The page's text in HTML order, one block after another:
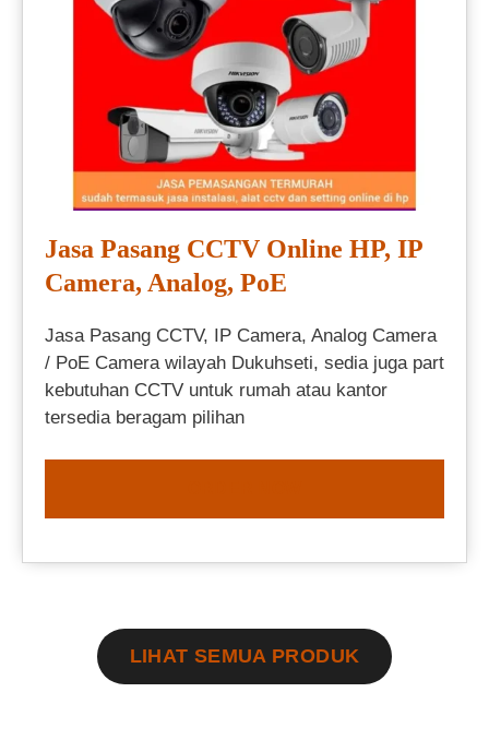
Jasa Pasang CCTV Online HP, IP
Camera, Analog, PoE
Jasa Pasang CCTV, IP Camera, Analog Camera
/ PoE Camera wilayah Dukuhseti, sedia juga part
kebutuhan CCTV untuk rumah atau kantor
tersedia beragam pilihan
LIHAT SEMUA PRODUK